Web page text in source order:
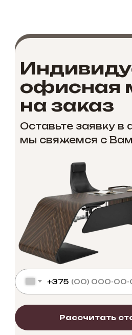
Оставьте заявку
мы свяжемся с
+375
Рассчитать
офисная
на заказ